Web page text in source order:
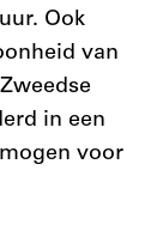
Ook
van
in een
voor